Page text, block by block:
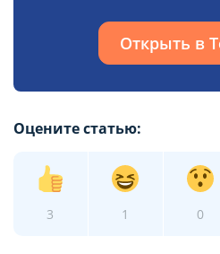
Открыть в
Оцените статью:
3 1 0